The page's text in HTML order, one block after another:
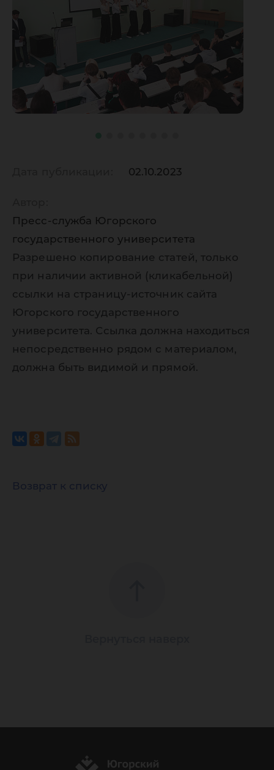
02.10.2023
Пресс-служба Югорского
государственного университета
Разрешено копирование статей, только
при наличии активной (кликабельной)
ссылки на страницу-источник сайта
Югорского государственного
университета. Ссылка должна находиться
непосредственно рядом с материалом,
должна быть видимой и прямой.
Возврат к списку